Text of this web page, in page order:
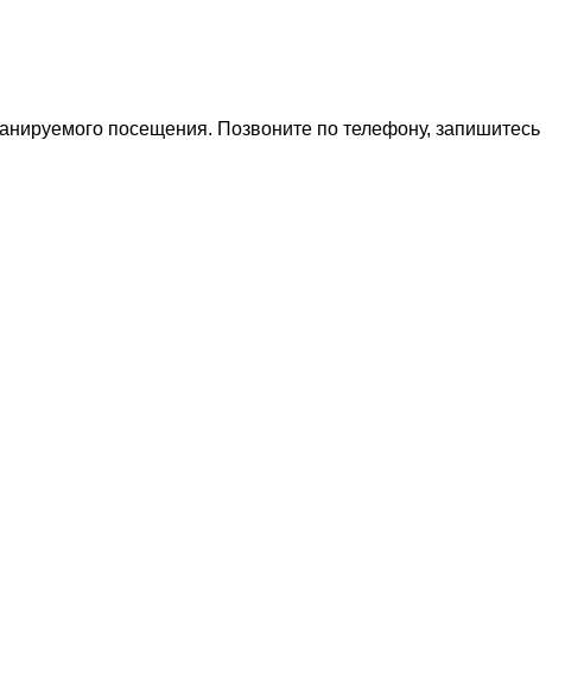
посещения. Позвоните по телефону, запишитесь